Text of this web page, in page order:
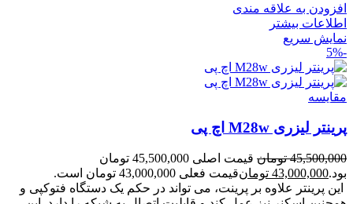
افزودن به علاقه مندی
اطلاعات بیشتر
نمایش سریع
-5%
مقايسه
پرینتر لیزری M28w اچ پی
45,500,000 تومان
قیمت اصلی 45,500,000 تومان
بود.43,000,000 تومانقیمت فعلی 43,000,000 تومان است.
این پرینتر علاوه بر پرینت، می تواند در حکم یک دستگاه فتوکپی و